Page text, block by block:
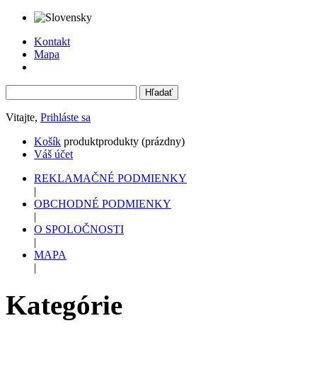
Kontakt
Mapa
Vitajte, Prihláste sa
Košík produktprodukty (prázdny)
Váš účet
REKLAMAČNÉ PODMIENKY
|
OBCHODNÉ PODMIENKY
|
O SPOLOČNOSTI
|
MAPA
|
Kategórie